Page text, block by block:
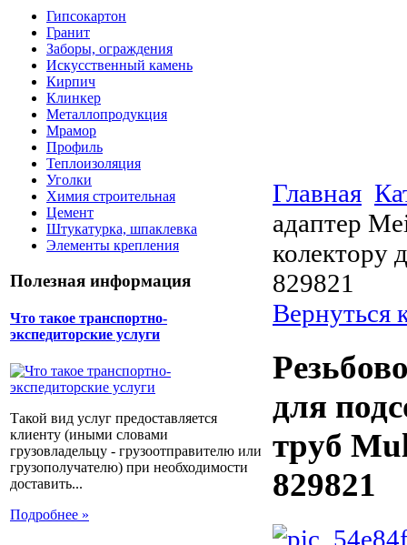
Гипсокартон
Гранит
Заборы, ограждения
Искусственный камень
Кирпич
Клинкер
Металлопродукция
Мрамор
Профиль
Теплоизоляция
Уголки
Химия строительная
Цемент
Штукатурка, шпаклевка
Элементы крепления
Полезная информация
Что такое транспортно-
экспедиторские услуги
Такой вид услуг предоставляется
клиенту (иными словами
грузовладельцу - грузоотправителю или
грузополучателю) при необходимости
доставить...
Подробнее »
Главная
адаптер
колектору
829821
Вернуться
для
труб
829821